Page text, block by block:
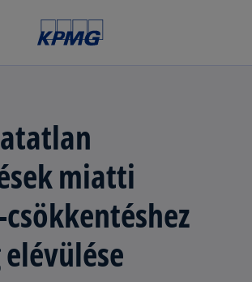
miatti